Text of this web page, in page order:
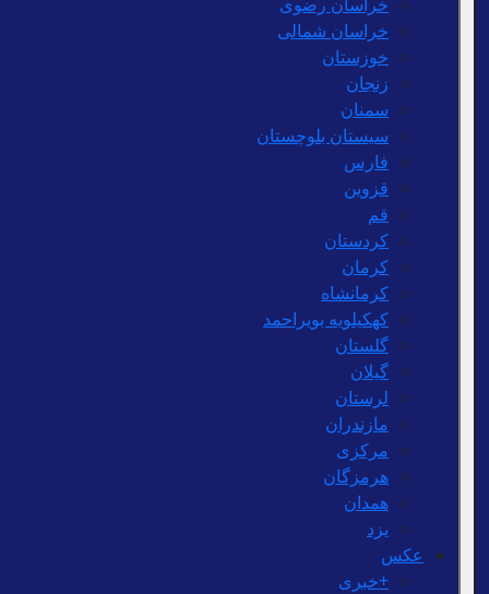
خراسان شمالی
خوزستان
زنجان
سمنان
سیستان بلوچستان
فارس
قزوین
قم
کردستان
کرمان
کرمانشاه
کهکیلویه بویراحمد
گلستان
گیلان
لرستان
مازندران
مرکزی
هرمزگان
همدان
یزد
عکس
+خبری